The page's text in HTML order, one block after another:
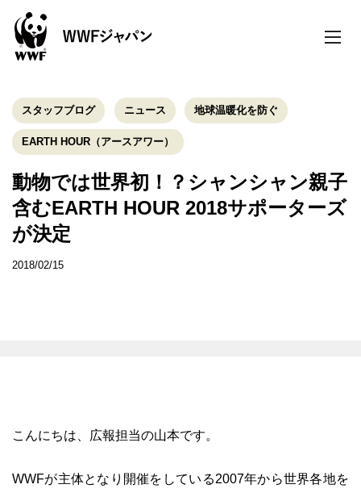
toggle
スタッフブログ ニュース 地球温暖化を防ぐ
EARTH HOUR（アースアワー）
動物では世界初！？シャンシャン親子
含むEARTH HOUR 2018サポーターズ
が決定
2018/02/15
こんにちは、広報担当の山本です。
WWFが主体となり開催をしている2007年から世界各地を